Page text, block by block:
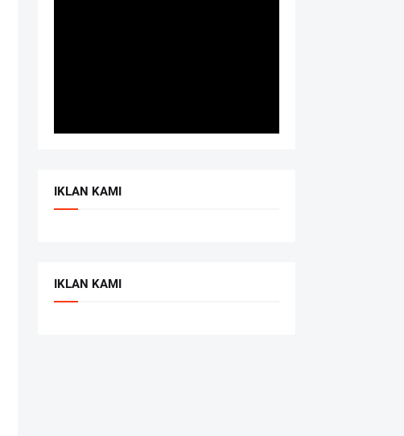
IKLAN KAMI
IKLAN KAMI